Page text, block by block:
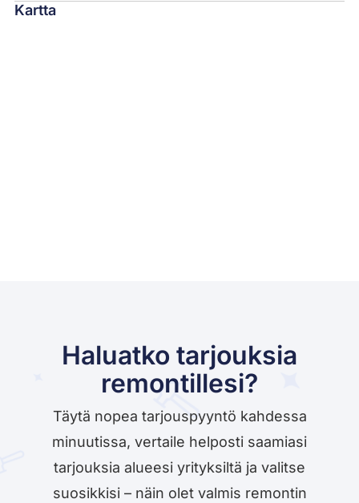
Kartta
Haluatko tarjouksia
remontillesi?
Täytä nopea tarjouspyyntö kahdessa
minuutissa, vertaile helposti saamiasi
tarjouksia alueesi yrityksiltä ja valitse
suosikkisi – näin olet valmis remontin